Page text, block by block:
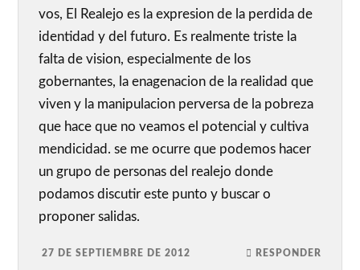
vos, El Realejo es la expresion de la perdida de
identidad y del futuro. Es realmente triste la
falta de vision, especialmente de los
gobernantes, la enagenacion de la realidad que
viven y la manipulacion perversa de la pobreza
que hace que no veamos el potencial y cultiva
mendicidad. se me ocurre que podemos hacer
un grupo de personas del realejo donde
podamos discutir este punto y buscar o
proponer salidas.
27 DE SEPTIEMBRE DE 2012 RESPONDER